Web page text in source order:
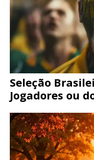
Seleção
Jogadores ou